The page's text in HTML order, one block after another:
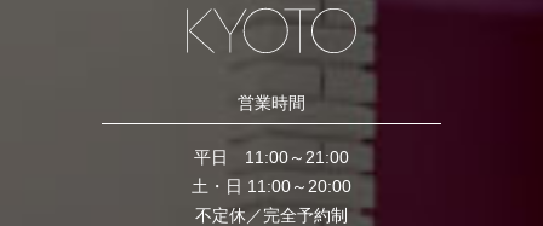
営業時間
平日 11:00～21:00
土・日 11:00～20:00
不定休／完全予約制